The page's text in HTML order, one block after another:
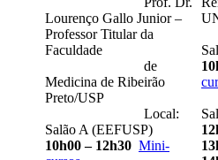
Lourenço Gallo Junior –
Professor Titular da
Faculdade
de
Medicina de Ribeirão
Preto/USP
Local:
Salão A (EEFUSP)
10h00 – 12h30 Mini-